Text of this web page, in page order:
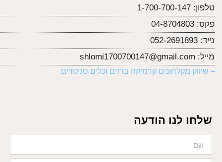
טלפון: 1-700-700-147
פקס: 04-8704803
נייד: 052-2691893
מייל: shlomi1700700147@gmail.com
– שיווק מקלחונים קרמיקה ברזים וכלים סניטרים
שלחו לנו הודעה